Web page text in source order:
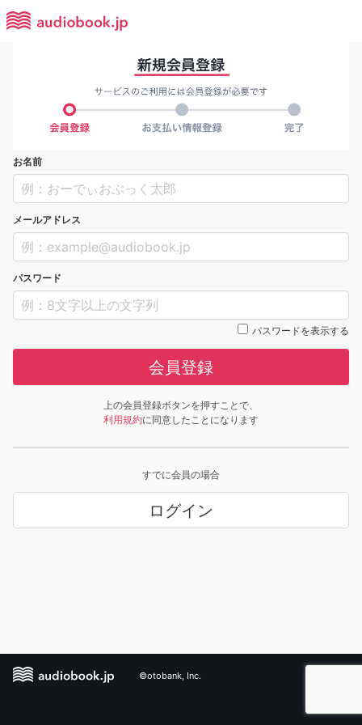
お名前
メールアドレス
パスワード
パスワードを表示する
会員登録
上の会員登録ボタンを押すことで、
利用規約に同意したことになります
すでに会員の場合
ログイン
©otobank, Inc.